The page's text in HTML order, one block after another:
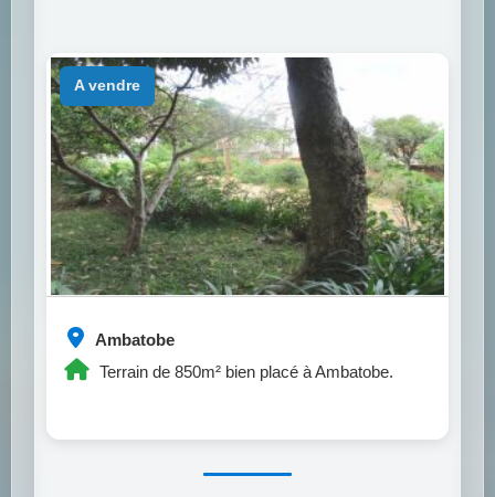
Ambatobe
Terrain de 850m² bien placé à Ambatobe.
a vendre